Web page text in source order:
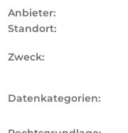
Anbieter:
Standort:
Zweck:
Datenkategorien: